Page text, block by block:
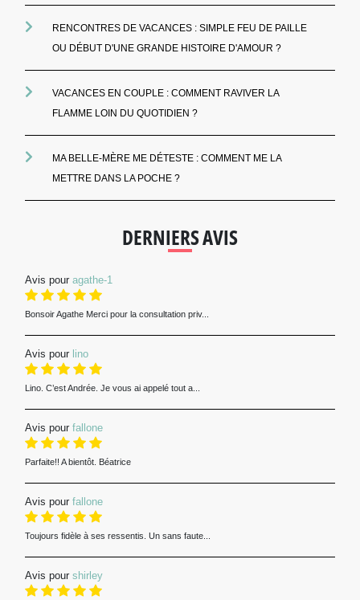
RENCONTRES DE VACANCES : SIMPLE FEU DE PAILLE
OU DÉBUT D'UNE GRANDE HISTOIRE D'AMOUR ?
VACANCES EN COUPLE : COMMENT RAVIVER LA
FLAMME LOIN DU QUOTIDIEN ?
MA BELLE-MÈRE ME DÉTESTE : COMMENT ME LA
METTRE DANS LA POCHE ?
DERNIERS AVIS
Avis pour agathe-1
Bonsoir Agathe Merci pour la consultation priv...
Avis pour lino
Lino. C’est Andrée. Je vous ai appelé tout a...
Avis pour fallone
Parfaite!! A bientôt. Béatrice
Avis pour fallone
Toujours fidèle à ses ressentis. Un sans faute...
Avis pour shirley